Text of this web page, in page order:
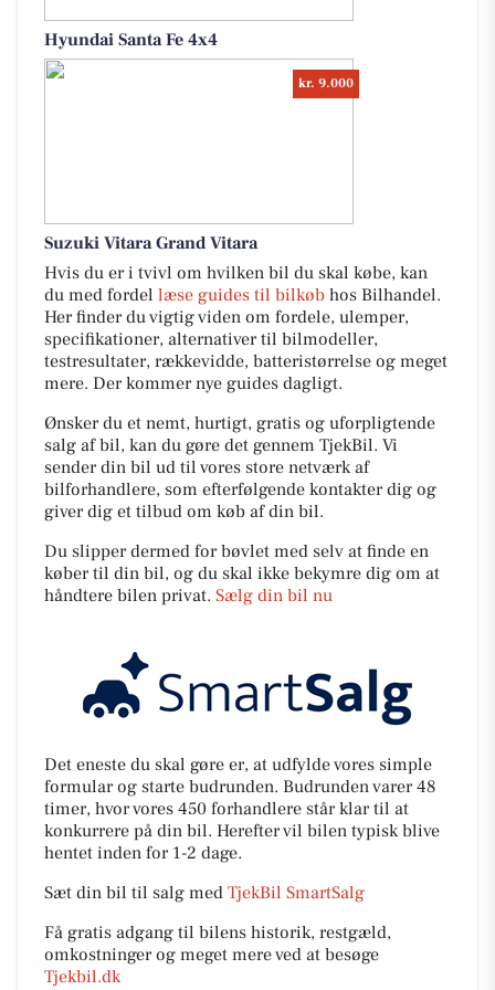
Hyundai Santa Fe 4x4
kr. 9.000
Suzuki Vitara Grand Vitara
Hvis du er i tvivl om hvilken bil du skal købe, kan
du med fordel læse guides til bilkøb hos Bilhandel.
Her finder du vigtig viden om fordele, ulemper,
specifikationer, alternativer til bilmodeller,
testresultater, rækkevidde, batteristørrelse og meget
mere. Der kommer nye guides dagligt.
Ønsker du et nemt, hurtigt, gratis og uforpligtende
salg af bil, kan du gøre det gennem TjekBil. Vi
sender din bil ud til vores store netværk af
bilforhandlere, som efterfølgende kontakter dig og
giver dig et tilbud om køb af din bil.
Du slipper dermed for bøvlet med selv at finde en
køber til din bil, og du skal ikke bekymre dig om at
håndtere bilen privat. Sælg din bil nu
Det eneste du skal gøre er, at udfylde vores simple
formular og starte budrunden. Budrunden varer 48
timer, hvor vores 450 forhandlere står klar til at
konkurrere på din bil. Herefter vil bilen typisk blive
hentet inden for 1-2 dage.
Sæt din bil til salg med TjekBil SmartSalg
Få gratis adgang til bilens historik, restgæld,
omkostninger og meget mere ved at besøge
Tjekbil.dk